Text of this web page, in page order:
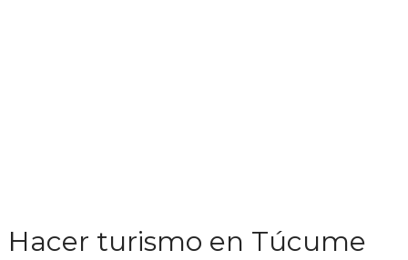
Hacer turismo en Túcume